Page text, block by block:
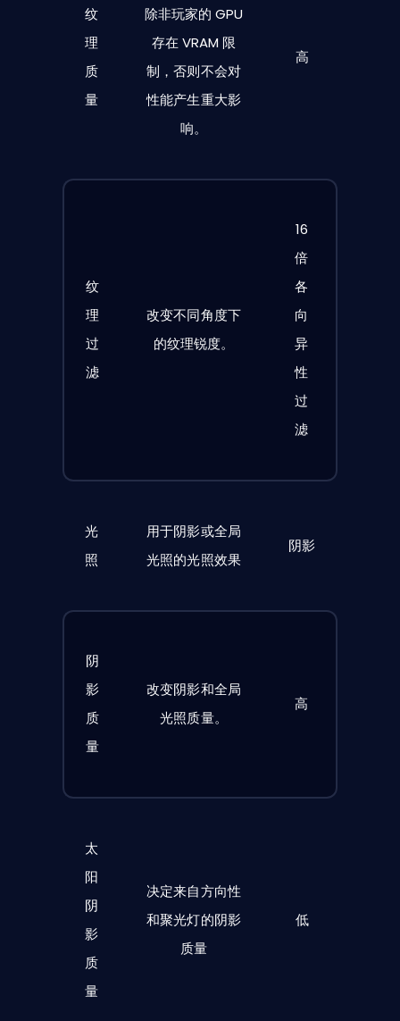
纹
理
质
量
除非玩家的 GPU
存在 VRAM 限
制，否则不会对
性能产生重大影
响。
高
纹
理
过
滤
改变不同角度下
的纹理锐度。
16
倍
各
向
异
性
过
滤
光
照
用于阴影或全局
光照的光照效果
阴影
阴
影
质
量
改变阴影和全局
光照质量。
高
太
阳
阴
影
质
量
决定来自方向性
和聚光灯的阴影
质量
低